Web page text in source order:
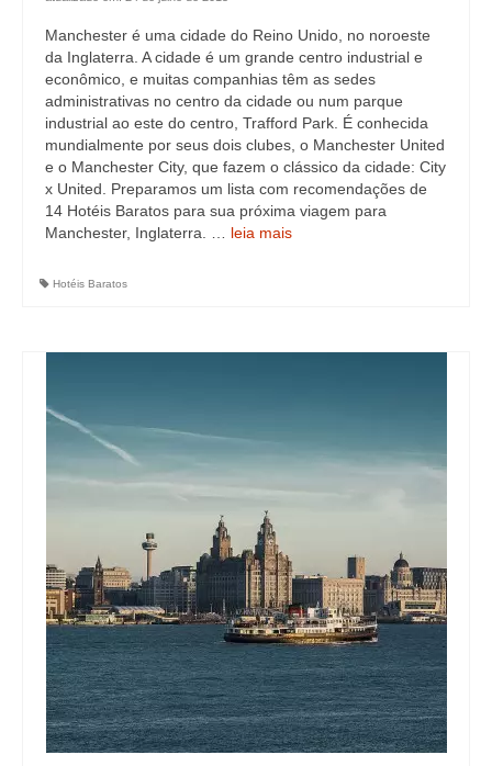
Manchester é uma cidade do Reino Unido, no noroeste
da Inglaterra. A cidade é um grande centro industrial e
econômico, e muitas companhias têm as sedes
administrativas no centro da cidade ou num parque
industrial ao este do centro, Trafford Park. É conhecida
mundialmente por seus dois clubes, o Manchester United
e o Manchester City, que fazem o clássico da cidade: City
x United. Preparamos um lista com recomendações de
14 Hotéis Baratos para sua próxima viagem para
Manchester, Inglaterra. … leia mais
Hotéis Baratos